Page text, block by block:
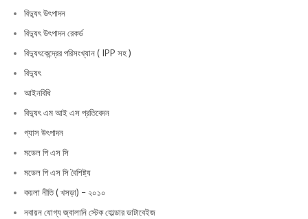
বিদ্যুৎ উৎপাদন
বিদ্যুৎ উৎপাদন রেকর্ড
বিদ্যুৎকেন্দ্রের পরিসংখ্যান ( IPP সহ )
বিদ্যুৎ
আইনবিধি
বিদ্যুৎ এম আই এস প্রতিবেদন
গ্যাস উৎপাদন
মডেল পি এস সি
মডেল পি এস সি বৈশিষ্ট্য
কয়লা নীতি ( খসড়া) – ২০১০
নবায়ন যোগ্য জ্বালানি স্টেক হোল্ডার ডাটাবেইজ